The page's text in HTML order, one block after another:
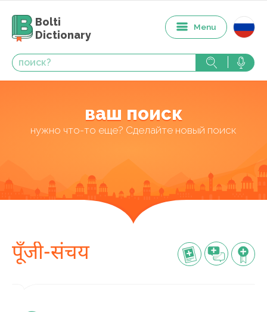
Bolti
Dictionary
Menu
ваш поиск
нужно что-то еще? Сделайте новый поиск
पूँजी-संचय